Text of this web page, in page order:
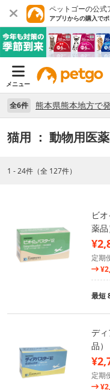
ペットゴーの公式
アプリからの購入で
メニュー
全6件
猫用 ： 動物用医
1 - 24件（全 127件）
ビ
薬品
定期
最短
デ
品）
定期